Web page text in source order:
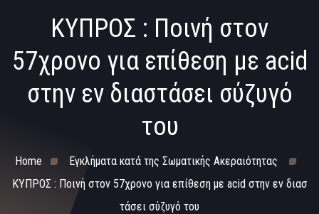
ΚΥΠΡΟΣ : Ποινή στον
57χρονο για επίθεση με acid
στην εν διαστάσει σύζυγό
του
Home
Εγκλήματα κατά της Σωματικής Ακεραιότητας
ΚΥΠΡΟΣ : Ποινή στον 57χρονο για επίθεση με acid στην εν διασ
τάσει σύζυγό του